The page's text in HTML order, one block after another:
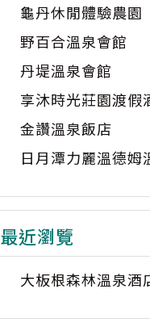
龜丹休閒體驗農園
野百合溫泉會館
丹堤溫泉會館
享沐時光莊園渡假
金讚溫泉飯店
日月潭力麗溫德姆
最近瀏覽
大板根森林溫泉酒